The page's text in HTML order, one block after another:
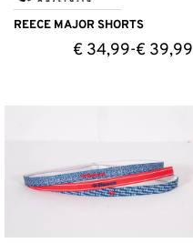
REECE MAJOR SHORTS
€34,99-€39,99